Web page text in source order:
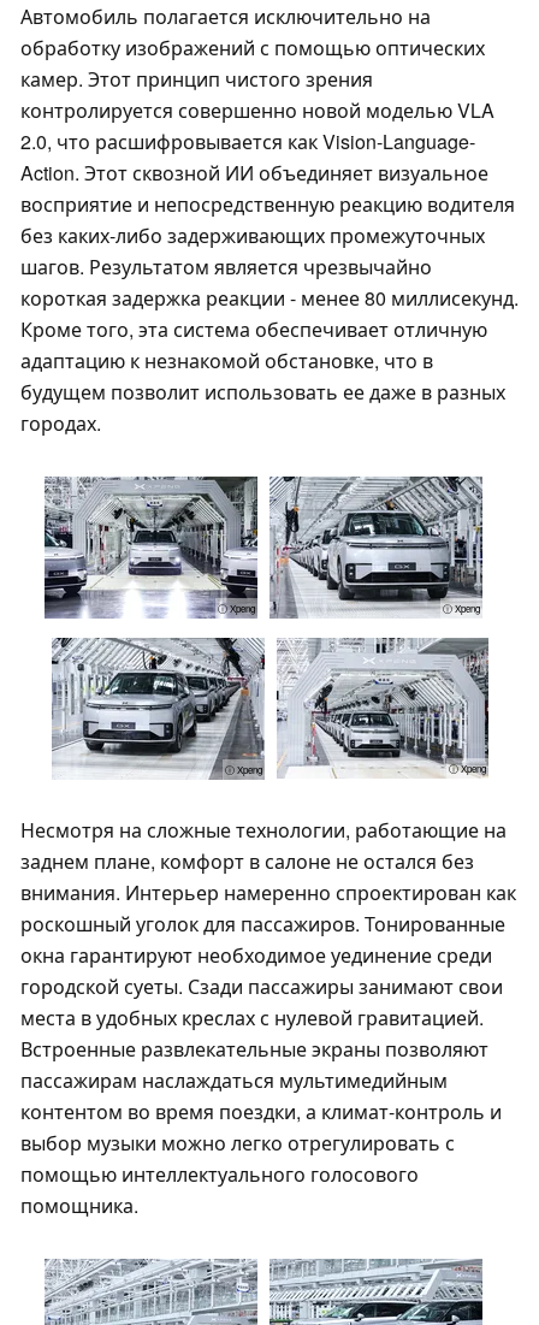
Автомобиль полагается исключительно на
обработку изображений с помощью оптических
камер. Этот принцип чистого зрения
контролируется совершенно новой моделью VLA
2.0, что расшифровывается как Vision-Language-
Action. Этот сквозной ИИ объединяет визуальное
восприятие и непосредственную реакцию водителя
без каких-либо задерживающих промежуточных
шагов. Результатом является чрезвычайно
короткая задержка реакции - менее 80 миллисекунд.
Кроме того, эта система обеспечивает отличную
адаптацию к незнакомой обстановке, что в
будущем позволит использовать ее даже в разных
городах.
ⓘ Xpeng ⓘ Xpeng
ⓘ Xpeng ⓘ Xpeng
Несмотря на сложные технологии, работающие на
заднем плане, комфорт в салоне не остался без
внимания. Интерьер намеренно спроектирован как
роскошный уголок для пассажиров. Тонированные
окна гарантируют необходимое уединение среди
городской суеты. Сзади пассажиры занимают свои
места в удобных креслах с нулевой гравитацией.
Встроенные развлекательные экраны позволяют
пассажирам наслаждаться мультимедийным
контентом во время поездки, а климат-контроль и
выбор музыки можно легко отрегулировать с
помощью интеллектуального голосового
помощника.